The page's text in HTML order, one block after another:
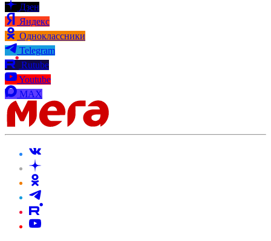
Дзен
Яндекс
Одноклассники
Telegram
Rutube
Youtube
MAX